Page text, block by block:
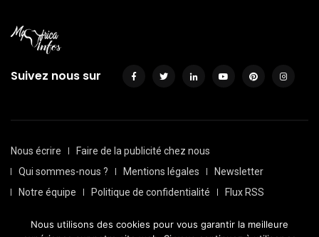
Suivez nous sur
Nous écrire
Faire de la publicité chez nous
Qui sommes-nous ?
Mentions légales
Newsletter
Notre équipe
Politique de confidentialité
Flux RSS
© Depuis 2016, Myafricainfos. Tout droits réservés | Fait avec
Nous utilisons des cookies pour vous garantir la meilleure